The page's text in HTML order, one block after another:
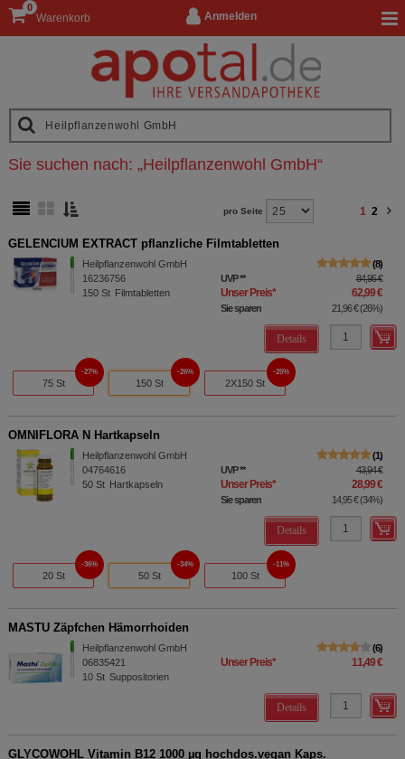
Anmelden
Warenkorb
0
Sie suchen nach: „Heilpflanzenwohl GmbH“
pro Seite 1 2
GELENCIUM EXTRACT pflanzliche Filmtabletten
Heilpflanzenwohl GmbH
16236756
150 St Filmtabletten
8
UVP** 84,95 €
Unser Preis* 62,99 €
Sie sparen 21,96 €(26%)
Details
75 St
27%
150 St
26%
2X150 St
25%
OMNIFLORA N Hartkapseln
Heilpflanzenwohl GmbH
04764616
50 St Hartkapseln
1
UVP** 43,94 €
Unser Preis* 28,99 €
Sie sparen 14,95 €(34%)
Details
20 St
36%
50 St
34%
100 St
11%
MASTU Zäpfchen Hämorrhoiden
Heilpflanzenwohl GmbH
06835421
10 St Suppositorien
6
Unser Preis* 11,49 €
Details
GLYCOWOHL Vitamin B12 1000 µg hochdos.vegan Kaps.